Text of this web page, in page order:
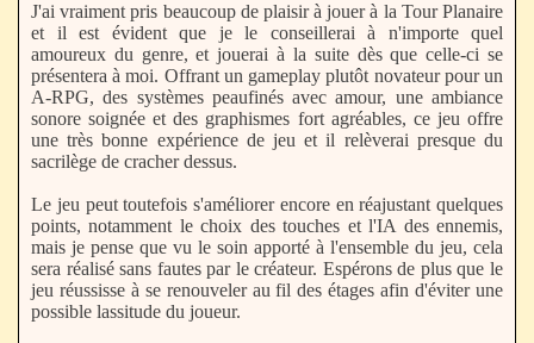
J'ai vraiment pris beaucoup de plaisir à jouer à la Tour Planaire
et il est évident que je le conseillerai à n'importe quel
amoureux du genre, et jouerai à la suite dès que celle-ci se
présentera à moi. Offrant un gameplay plutôt novateur pour un
A-RPG, des systèmes peaufinés avec amour, une ambiance
sonore soignée et des graphismes fort agréables, ce jeu offre
une très bonne expérience de jeu et il relèverai presque du
sacrilège de cracher dessus.
Le jeu peut toutefois s'améliorer encore en réajustant quelques
points, notamment le choix des touches et l'IA des ennemis,
mais je pense que vu le soin apporté à l'ensemble du jeu, cela
sera réalisé sans fautes par le créateur. Espérons de plus que le
jeu réussisse à se renouveler au fil des étages afin d'éviter une
possible lassitude du joueur.